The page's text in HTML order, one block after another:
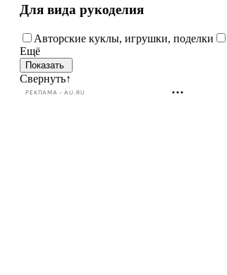
Для вида рукоделия
Авторские куклы, игрушки, поделки
Ещё
Свернуть↑
РЕКЛАМА • AU.RU